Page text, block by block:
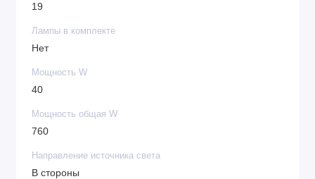
19
Лампы в комплекте
Нет
Мощность W
40
Мощность общая W
760
Направление источника света
В стороны